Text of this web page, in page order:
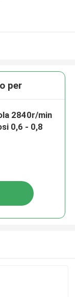
per
2840r/min
0,6 - 0,8